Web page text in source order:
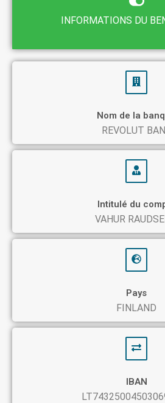
INFORMATIONS DU
Nom de la
REVOLUT
Intitulé du
VAHUR
Pays
FINLAND
IBAN